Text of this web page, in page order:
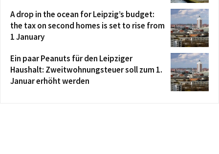
A drop in the ocean for Leipzig’s budget:
the tax on second homes is set to rise from
1 January
Ein paar Peanuts für den Leipziger
Haushalt: Zweitwohnungsteuer soll zum 1.
Januar erhöht werden